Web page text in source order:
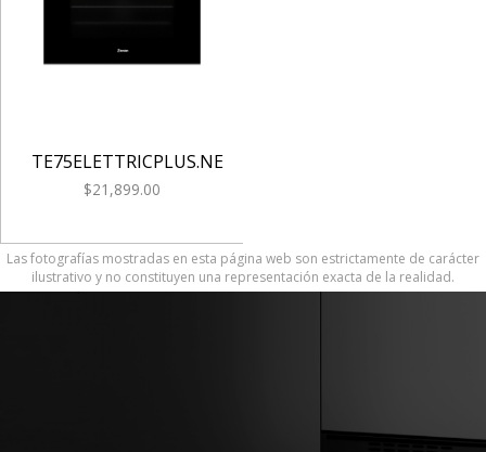
TE75ELETTRICPLUS.NE
$21,899.00
Las fotografías mostradas en esta página web son estrictamente de carácter
ilustrativo y no constituyen una representación exacta de la realidad.